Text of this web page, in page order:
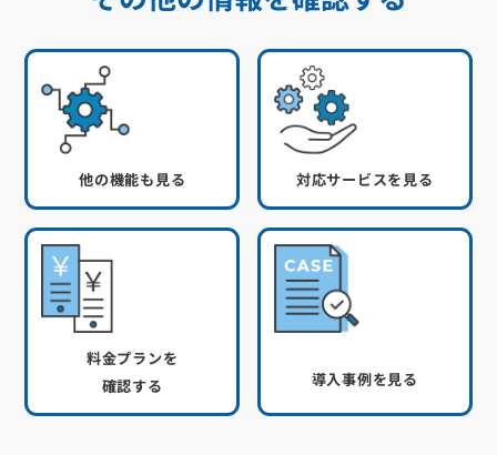
他の機能も見る 対応サービスを見る
料金プランを
確認する
導入事例を見る